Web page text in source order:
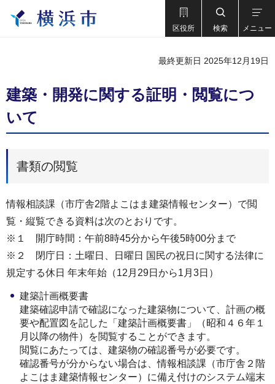
区役所 検索 メニュー
最終更新日 2025年12月19日
建築・開発に関する証明・閲覧につ
いて
書類の閲覧
情報相談課（市庁舎2階よこはま建築情報センター）で閲
覧・縦覧できる資料は次のとおりです。
※１ 開庁時間：午前8時45分から午後5時00分まで
※２ 閉庁日：土曜日、日曜日 国民の祝日に関する法律に
規定する休日 年末年始（12月29日から1月3日）
建築計画概要書
建築確認申請で確認になった建築物について、計画の概
要や配置図を記した「建築計画概要書」（昭和４６年１
月以降の物件）を閲覧することができます。
閲覧にあたっては、建築物の確認番号が必要です。
確認番号が分からない場合は、情報相談課（市庁舎２階
よこはま建築情報センター）に備え付けのシステム端末